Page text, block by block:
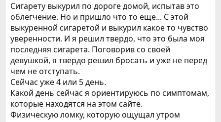
Сигарету выкурил по дороге домой, испытав это
облегчение. Но и пришло что то еще... С этой
выкуренной сигаретой и выкурил какое то чувство
уверенности. И я решил твердо, что это была моя
последняя сигарета. Поговорив со своей
девушкой, я твердо решил бросать и уже не перед
чем не отступать.
Сейчас уже 4 или 5 день.
Какой день сейчас я ориентируюсь по симптомам,
которые находятся на этом сайте.
Физическую ломку, которую ощущал утром